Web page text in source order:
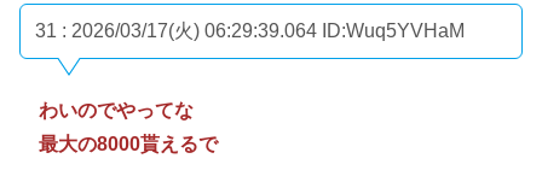
31 : 2026/03/17(火) 06:29:39.064 ID:Wuq5YVHaM
わいのでやってな
最大の8000貰えるで